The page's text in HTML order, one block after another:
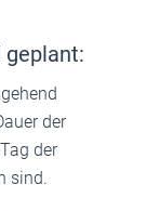
geplant:
der
der
sind.